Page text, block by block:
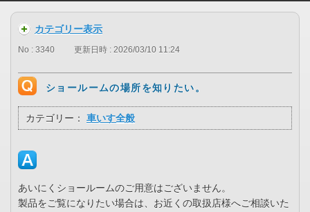
カテゴリー表示
No : 3340 更新日時 : 2026/03/10 11:24
ショールームの場所を知りたい。
カテゴリー： 車いす全般
あいにくショールームのご用意はございません。
製品をご覧になりたい場合は、お近くの取扱店様へご相談いた